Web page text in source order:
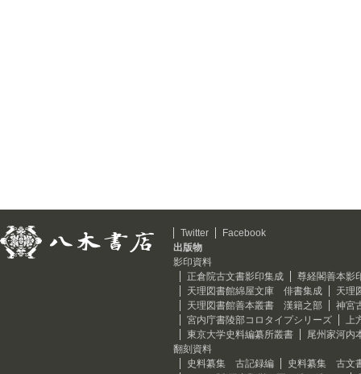
Twitter
Facebook
出版物
影印資料
正倉院古文書影印集成
尊経閣善本影
天理図書館綿屋文庫 俳書集成
天理
天理図書館善本叢書 漢籍之部
神宮
宮内庁書陵部コロタイプシリーズ
上
東京大学史料編纂所叢書
尾州家河内
翻刻資料
史料纂集 古記録編
史料纂集 古文